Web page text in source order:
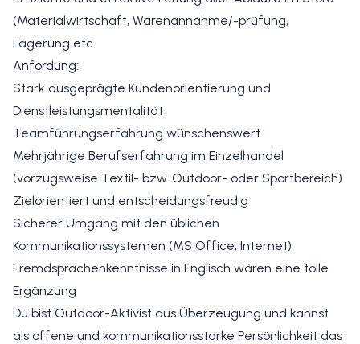
(Materialwirtschaft, Warenannahme/-prüfung,
Lagerung etc.
Anfordung:
Stark ausgeprägte Kundenorientierung und
Dienstleistungsmentalität
Teamführungserfahrung wünschenswert
Mehrjährige Berufserfahrung im Einzelhandel
(vorzugsweise Textil- bzw. Outdoor- oder Sportbereich)
Zielorientiert und entscheidungsfreudig
Sicherer Umgang mit den üblichen
Kommunikationssystemen (MS Office, Internet)
Fremdsprachenkenntnisse in Englisch wären eine tolle
Ergänzung
Du bist Outdoor-Aktivist aus Überzeugung und kannst
als offene und kommunikationsstarke Persönlichkeit das